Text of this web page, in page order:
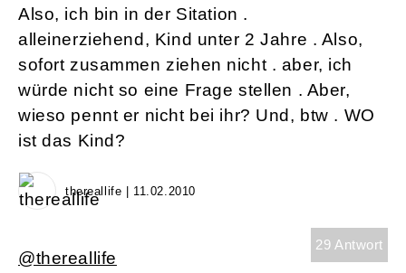
Also, ich bin in der Sitation .
alleinerziehend, Kind unter 2 Jahre . Also,
sofort zusammen ziehen nicht . aber, ich
würde nicht so eine Frage stellen . Aber,
wieso pennt er nicht bei ihr? Und, btw . WO
ist das Kind?
thereallife | 11.02.2010
29 Antwort
@thereallife